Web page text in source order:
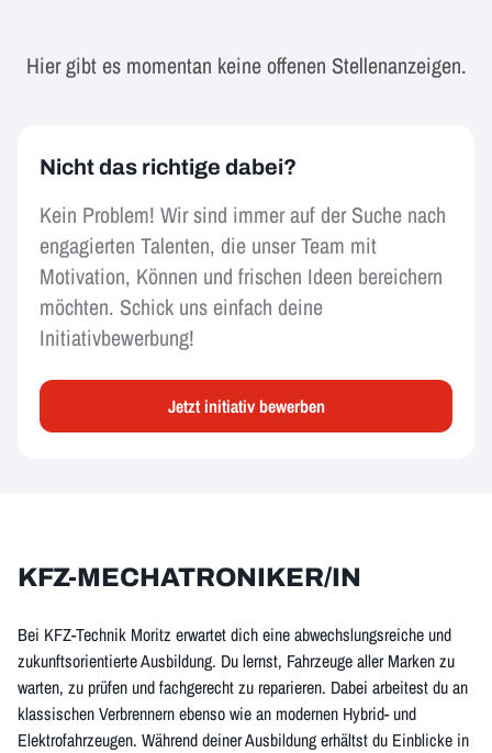
Hier gibt es momentan keine offenen Stellenanzeigen.
Nicht das richtige dabei?
Kein Problem! Wir sind immer auf der Suche nach
engagierten Talenten, die unser Team mit
Motivation, Können und frischen Ideen bereichern
möchten. Schick uns einfach deine
Initiativbewerbung!
Jetzt initiativ bewerben
KFZ-MECHATRONIKER/IN
Bei KFZ-Technik Moritz erwartet dich eine abwechslungsreiche und
zukunftsorientierte Ausbildung. Du lernst, Fahrzeuge aller Marken zu
warten, zu prüfen und fachgerecht zu reparieren. Dabei arbeitest du an
klassischen Verbrennern ebenso wie an modernen Hybrid- und
Elektrofahrzeugen. Während deiner Ausbildung erhältst du Einblicke in